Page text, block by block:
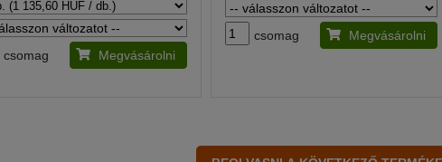
csomag Megvásárolni
csomag Megvásárolni